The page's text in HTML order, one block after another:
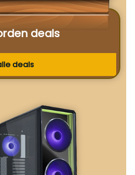
deals
deals